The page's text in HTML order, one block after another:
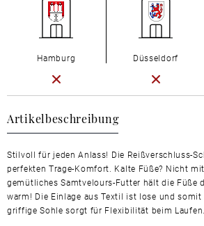
Artikelbeschreibung
Stilvoll für jeden Anlass! Die Reißverschluss-
perfekten Trage-Komfort. Kalte Füße? Nicht
gemütliches Samtvelours-Futter hält die Füße
warm! Die Einlage aus Textil ist lose und somit
griffige Sohle sorgt für Flexibilität beim Laufen.
Hamburg Düsseldorf